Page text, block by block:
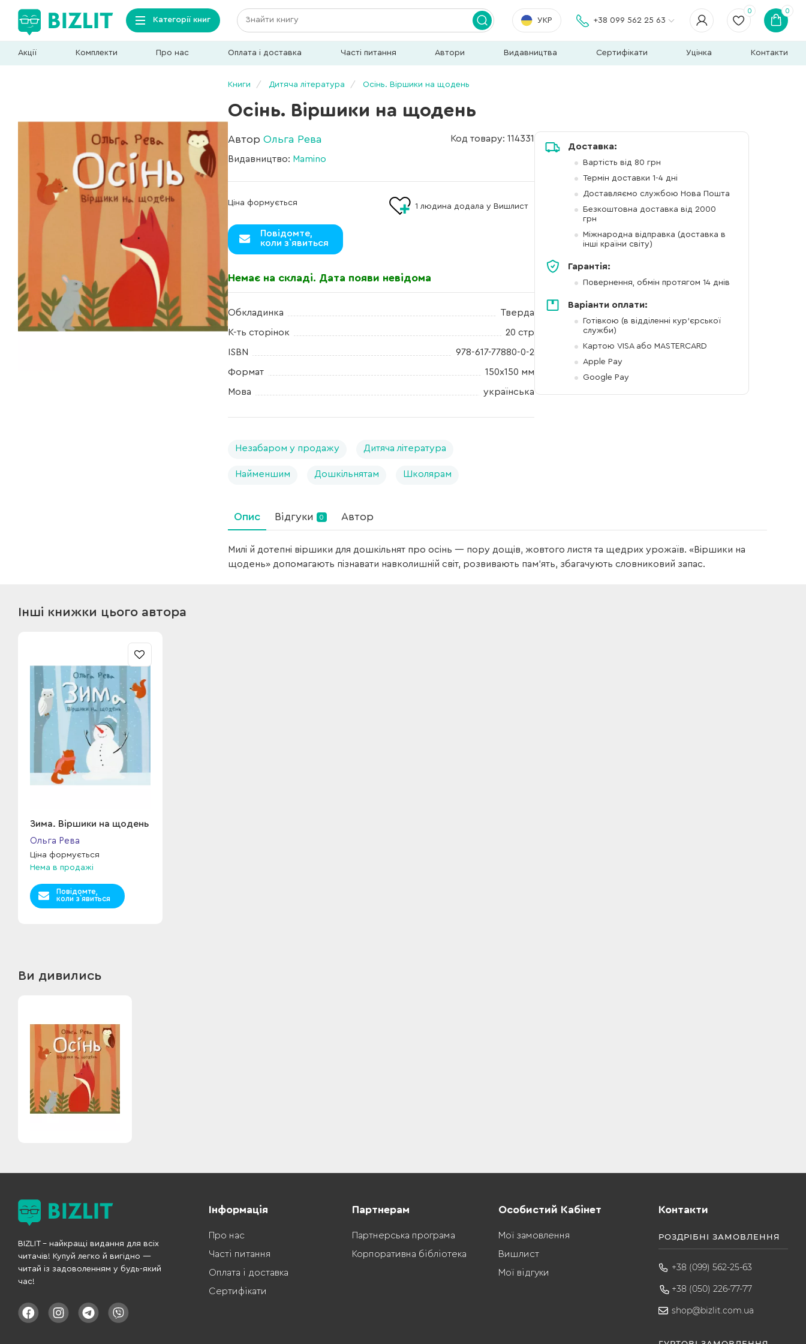
Категорії книг УКР +38 099 562 25 63
0 0
Акції Комплекти Про нас Оплата і доставка Часті питання Автори Видавництва Сертифікати Уцінка Контакти
Книги Дитяча література Осінь. Віршики на щодень
Осінь. Віршики на щодень
Автор Ольга Рева
Видавництво: Mamino
Код товару: 114331
Ціна формується
Повідомте,
коли з`явиться
1 людина додала у Вишлист
Немає на складі. Дата появи невідома
Обкладинка Тверда
К-ть сторінок 20 стр
ISBN 978-617-77880-0-2
Формат 150х150 мм
Мова українська
Незабаром у продажу Дитяча література
Найменшим Дошкільнятам Школярам
Доставка:
Вартість від 80 грн
Термін доставки 1-4 дні
Доставляємо службою Нова Пошта
Безкоштовна доставка від 2000
грн
Міжнародна відправка (доставка в
інші країни світу)
Гарантія:
Повернення, обмін протягом 14 днів
Варіанти оплати:
Готівкою (в відділенні кур'єрської
служби)
Картою VISA або MASTERCARD
Apple Pay
Google Pay
Опис Відгуки 0 Автор
Милі й дотепні віршики для дошкільнят про осінь — пору дощів, жовтого листя та щедрих урожаїв. «Віршики на
щодень» допомагають пізнавати навколишній світ, розвивають пам'ять, збагачують словниковий запас.
Інші книжки цього автора
Зима. Віршики на щодень
Ольга Рева
Ціна формується
Нема в продажі
Повідомте,
коли з`явиться
Ви дивились
BIZLIT – найкращі видання для всіх
читачів! Купуй легко й вигідно —
читай із задоволенням у будь-який
час!
Інформація
Про нас
Часті питання
Оплата і доставка
Сертифікати
Партнерам
Партнерська програма
Корпоративна бібліотека
Особистий Кабінет
Мої замовлення
Вишлист
Мої відгуки
Контакти
РОЗДРІБНІ ЗАМОВЛЕННЯ
+38 (099) 562-25-63
+38 (050) 226-77-77
shop@bizlit.com.ua